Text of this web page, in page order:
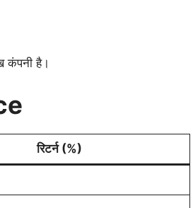
कंपनी है।
रिटर्न (%)